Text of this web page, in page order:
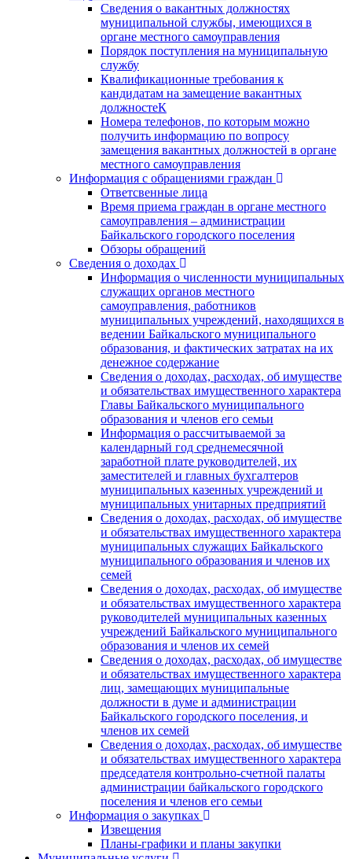
Сведения о вакантных должностях
муниципальной службы, имеющихся в
органе местного самоуправления
Порядок поступления на муниципальную
службу
Квалификационные требования к
кандидатам на замещение вакантных
должностеК
Номера телефонов, по которым можно
получить информацию по вопросу
замещения вакантных должностей в органе
местного самоуправления
Информация с обращениями граждан
Ответсвенные лица
Время приема граждан в органе местного
самоуправления – администрации
Байкальского городского поселения
Обзоры обращений
Сведения о доходах
Информация о численности муниципальных
служащих органов местного
самоуправления, работников
муниципальных учреждений, находящихся в
ведении Байкальского муниципального
образования, и фактических затратах на их
денежное содержание
Сведения о доходах, расходах, об имуществе
и обязательствах имущественного характера
Главы Байкальского муниципального
образования и членов его семьи
Информация о рассчитываемой за
календарный год среднемесячной
заработной плате руководителей, их
заместителей и главных бухгалтеров
муниципальных казенных учреждений и
муниципальных унитарных предприятий
Сведения о доходах, расходах, об имуществе
и обязательствах имущественного характера
муниципальных служащих Байкальского
муниципального образования и членов их
семей
Сведения о доходах, расходах, об имуществе
и обязательствах имущественного характера
руководителей муниципальных казенных
учреждений Байкальского муниципального
образования и членов их семей
Сведения о доходах, расходах, об имуществе
и обязательствах имущественного характера
лиц, замещающих муниципальные
должности в думе и администрации
Байкальского городского поселения, и
членов их семей
Сведения о доходах, расходах, об имуществе
и обязательствах имущественного характера
председателя контрольно-счетной палаты
администрации байкальского городского
поселения и членов его семьи
Информация о закупках
Извещения
Планы-графики и планы закупки